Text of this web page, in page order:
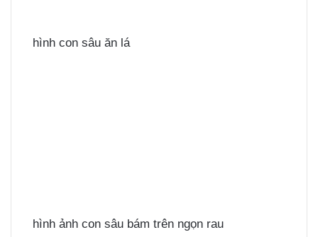
hình con sâu ăn lá
hình ảnh con sâu bám trên ngọn rau